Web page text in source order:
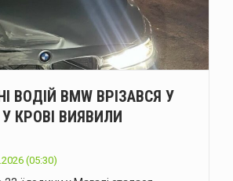
ВОДІЙ BMW ВРІЗАВСЯ У
У КРОВІ ВИЯВИЛИ
(05:30)